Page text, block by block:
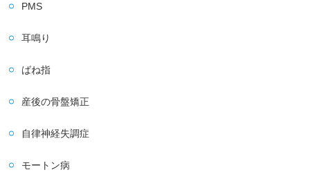
PMS
耳鳴り
ばね指
産後の骨盤矯正
自律神経失調症
モートン病